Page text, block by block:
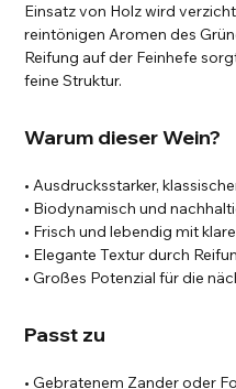
Einsatz von Holz wird
reintönigen Aromen des
Reifung auf der Feinhefe
feine Struktur.
Warum dieser Wein?
• Ausdrucksstarker,
• Biodynamisch und
• Frisch und lebendig mit
• Elegante Textur durch
• Großes Potenzial für die
Passt zu
• Gebratenem Zander oder